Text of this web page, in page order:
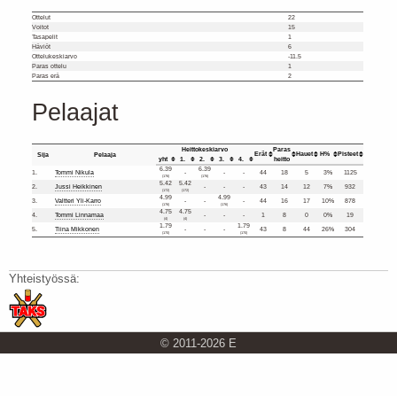
Ottelut
22
Voitot
15
Tasapelit
1
Häviöt
6
Ottelukeskiarvo
-11.5
Paras ottelu
1
Paras erä
2
Pelaajat
Sija Pelaaja
Heittokeskiarvo
Erät
Paras
heitto
Hauet H% Pisteet
yht 1. 2. 3.
4.
1.
Tommi Nikula 6.39
(176) - 6.39
(176) - - 44 18 5 3%
1125
2.
Jussi Heikkinen 5.42
(172)
5.42
(172) - - - 43 14 12 7%
932
3.
Valtteri Yli-Karro 4.99
(176) - - 4.99
(176) - 44 16 17 10%
878
4.
Tommi Linnamaa 4.75
(4)
4.75
(4) - - - 1 8 0 0%
19
5.
Tiina Mikkonen 1.79
(170) - - - 1.79
(170) 43 8 44 26% 304
Yhteistyössä:
© 2011-2026 E